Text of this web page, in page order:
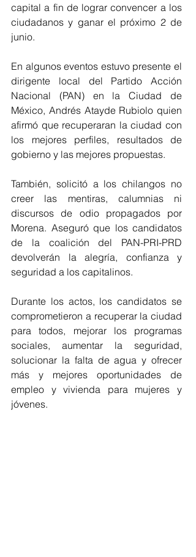
capital a fin de lograr convencer a los
ciudadanos y ganar el próximo 2 de
junio.
En algunos eventos estuvo presente el
dirigente local del Partido Acción
Nacional (PAN) en la Ciudad de
México, Andrés Atayde Rubiolo quien
afirmó que recuperaran la ciudad con
los mejores perfiles, resultados de
gobierno y las mejores propuestas.
También, solicitó a los chilangos no
creer las mentiras, calumnias ni
discursos de odio propagados por
Morena. Aseguró que los candidatos
de la coalición del PAN-PRI-PRD
devolverán la alegría, confianza y
seguridad a los capitalinos.
Durante los actos, los candidatos se
comprometieron a recuperar la ciudad
para todos, mejorar los programas
sociales, aumentar la seguridad,
solucionar la falta de agua y ofrecer
más y mejores oportunidades de
empleo y vivienda para mujeres y
jóvenes.